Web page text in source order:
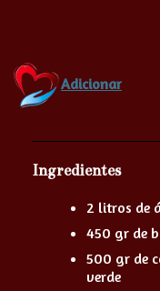
Adicionar
Ingredientes
2 litros de
450 gr de
500 gr de
verde